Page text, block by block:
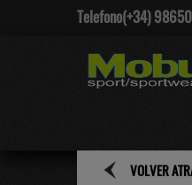
Telefono(+34)
VOLVER